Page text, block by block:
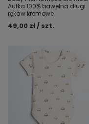
Autka 100% bawełna długi
rękaw kremowe
49,00 zł / szt.